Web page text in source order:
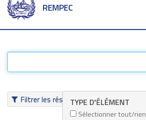
REMPEC
Filtrer les résultatsTYPE D'ÉLÉMENT
Sélectionner tout/rien